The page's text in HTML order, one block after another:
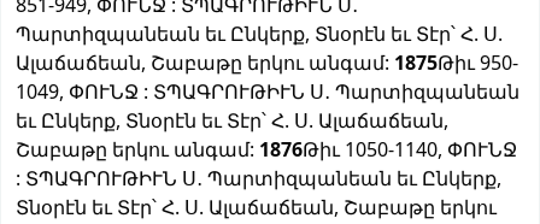
851-949, ՓՈՒՆՋ : ՏՊԱԳՐՈՒԹԻՒՆ Ս․
Պարտիզպանեան եւ Ընկերք, Տնօրէն եւ Տէր՝ Հ. Ս.
Ալաճաճեան, Շաբաթը երկու անգամ: 1875Թիւ 950-
1049, ՓՈՒՆՋ : ՏՊԱԳՐՈՒԹԻՒՆ Ս․ Պարտիզպանեան
եւ Ընկերք, Տնօրէն եւ Տէր՝ Հ. Ս. Ալաճաճեան,
Շաբաթը երկու անգամ: 1876Թիւ 1050-1140, ՓՈՒՆՋ
: ՏՊԱԳՐՈՒԹԻՒՆ Ս․ Պարտիզպանեան եւ Ընկերք,
Տնօրէն եւ Տէր՝ Հ. Ս. Ալաճաճեան, Շաբաթը երկու